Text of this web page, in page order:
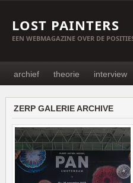
LOST PAINTERS
EEN WEBMAGAZINE OVER DE
archief theorie interview
ZERP GALERIE ARCHIVE